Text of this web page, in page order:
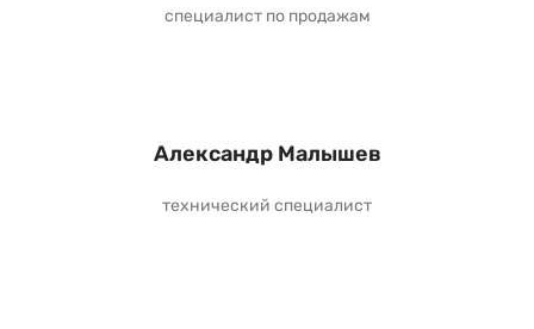
специалист по продажам
Александр Малышев
технический специалист